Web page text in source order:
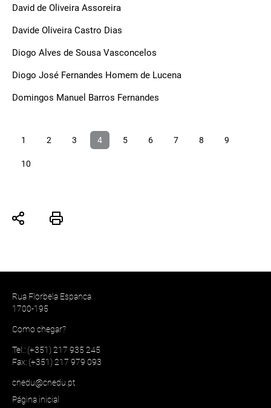
David de Oliveira Assoreira
Davide Oliveira Castro Dias
Diogo Alves de Sousa Vasconcelos
Diogo José Fernandes Homem de Lucena
Domingos Manuel Barros Fernandes
1 2 3 4 5 6 7 8 9
10
Rua Florbela Espanca
1700-195
Como chegar?
Tel.: (+351) 217 935 245
Fax: (+351) 217 979 093
cnedu@cnedu.pt
Página inicial